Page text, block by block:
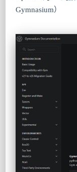
Gymnasium）